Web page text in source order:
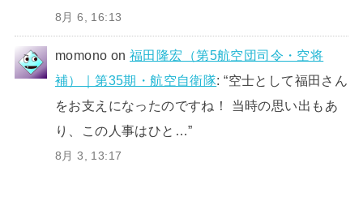
8月 6, 16:13
momono on福田隆宏（第5航空団司令・空将
補）｜第35期・航空自衛隊: “空士として福田さん
をお支えになったのですね！ 当時の思い出もあ
り、この人事はひと…”
8月 3, 13:17